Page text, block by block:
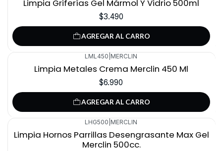
Limpia Griferías Gel Mármol Y Vidrio 500ml
$3.490
AGREGAR AL CARRO
LML450 MERCLIN
Limpia Metales Crema Merclin 450 Ml
$6.990
AGREGAR AL CARRO
LHG500 MERCLIN
Limpia Hornos Parrillas Desengrasante Max Gel
Merclin 500cc.